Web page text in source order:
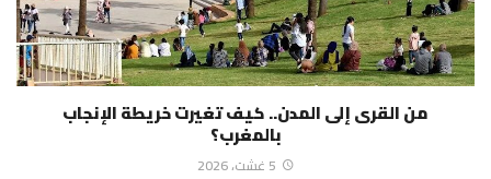
من القرى إلى المدن.. كيف تغيرت خريطة الإنجاب
بالمغرب؟
5 غشت، 2026